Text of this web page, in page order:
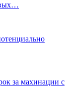
за махинации с